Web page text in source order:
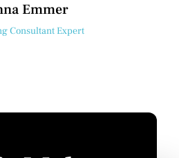
Emmer
Consultant Expert